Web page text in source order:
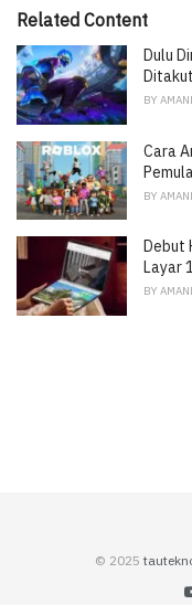
i
s
:
Related Content
Dulu
BY
Cara
BY
Debut
Layar
BY
© 2025